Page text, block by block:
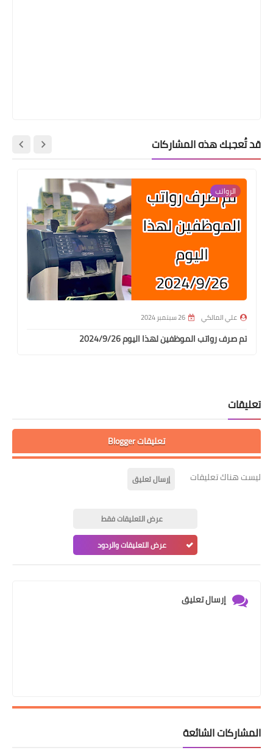
قد تُعجبك هذه المشاركات
الرواتب
علي المالكي 26 سبتمبر 2024
تم صرف رواتب الموظفين لهذا اليوم 2024/9/26
تعليقات
تعليقات Blogger
ليست هناك تعليقات إرسال تعليق
عرض التعليقات فقط
عرض التعليقات والردود
إرسال تعليق
المشاركات الشائعة